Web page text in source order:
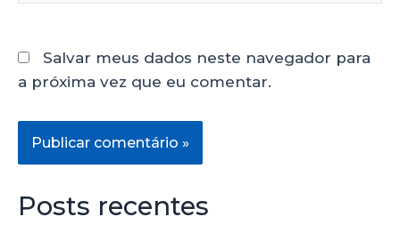
Salvar meus dados neste navegador para
a próxima vez que eu comentar.
Posts recentes